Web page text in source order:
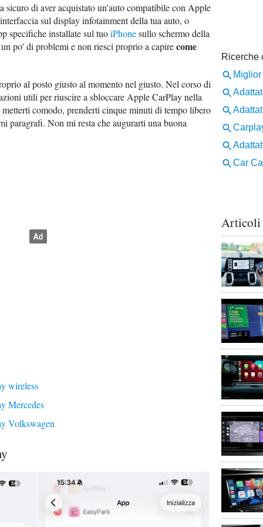
sicuro di aver acquistato un'auto compatibile con Apple
sul display infotainment della tua auto, o
specifiche installate sul tuoiPhonesullo schermo della
po' di problemi e non riesci proprio a capirecome
al posto giusto al momento nel giusto. Nel corso di
utili per riuscire a sbloccare Apple CarPlay nella
comodo, prenderti cinque minuti di tempo libero
paragrafi. Non mi resta che augurarti una buona
wireless
Mercedes
Volkswagen
Articoli